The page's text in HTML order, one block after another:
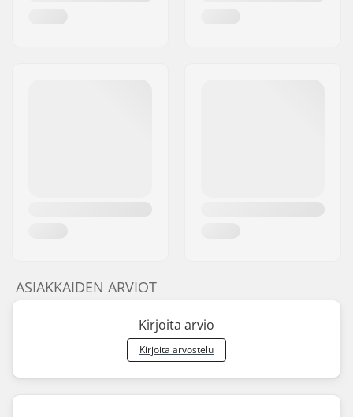
ASIAKKAIDEN ARVIOT
Kirjoita arvio
Kirjoita arvostelu